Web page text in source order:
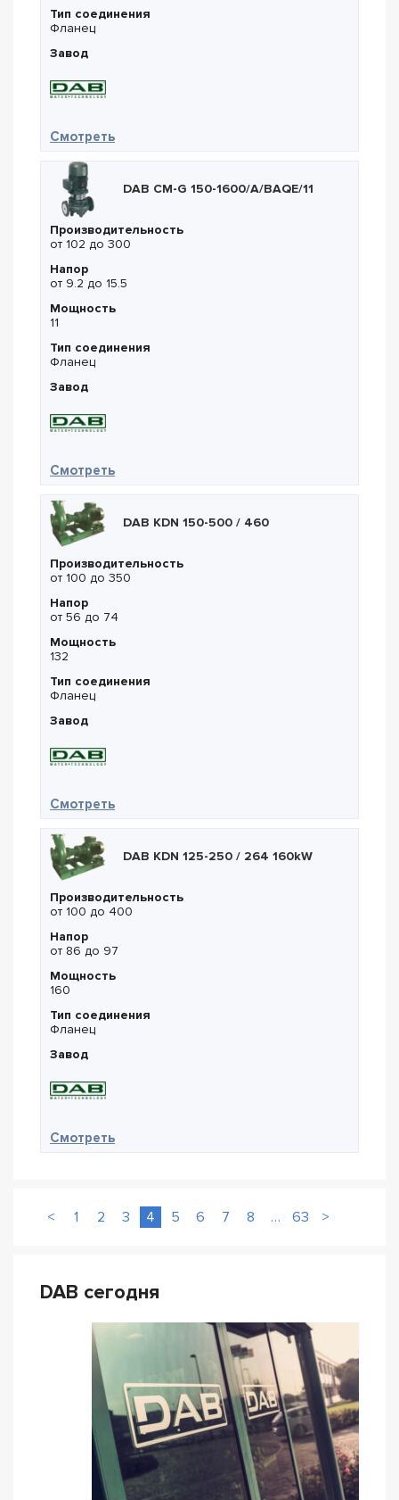
Тип соединения
Фланец
Завод
Смотреть— DAB KDN 200-330 / 290 18,5kW
DAB CM-G 150-1600/A/BAQE/11
Производительность
от 102 до 300
Напор
от 9.2 до 15.5
Мощность
11
Тип соединения
Фланец
Завод
Смотреть— DAB CM-G 150-1600/A/BAQE/11
DAB KDN 150-500 / 460
Производительность
от 100 до 350
Напор
от 56 до 74
Мощность
132
Тип соединения
Фланец
Завод
Смотреть— DAB KDN 150-500 / 460
DAB KDN 125-250 / 264 160kW
Производительность
от 100 до 400
Напор
от 86 до 97
Мощность
160
Тип соединения
Фланец
Завод
Смотреть— DAB KDN 125-250 / 264 160kW
< 1 2 3 4 5 6 7 8 … 63 >
DAB сегодня